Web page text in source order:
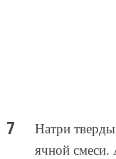
Натри
ячной смеси.